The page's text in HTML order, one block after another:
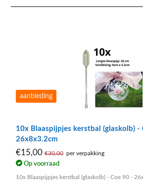
aanbieding
10x Blaaspijpjes kerstbal (glaskolb) -
26x8x3.2cm
€15,00 €30,00 per verpakking
Op voorraad
10x Blaaspijpjes kerstbal (glaskolb) - Coe 90 -